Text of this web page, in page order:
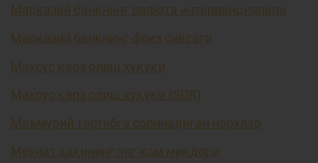
Марказий банкнинг валюта интервенциялари
Марказий банкнинг фоиз сиёсати
Махсус қарз олиш ҳуқуқи
Махсус қарз олиш ҳуқуқи (SDR)
Маъмурий тартибга солинадиган нархлар
Меҳнат ҳақининг энг кам миқдори